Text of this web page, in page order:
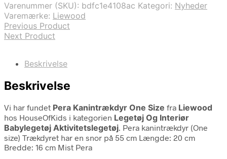
Varenummer (SKU): bdfc1e4108ac Kategori: Nyheder
Varemærke: Liewood
Previous Product
Next Product
Beskrivelse
Beskrivelse
Vi har fundet Pera Kanintrækdyr One Size fra Liewood
hos HouseOfKids i kategorien Legetøj Og Interiør
Babylegetøj Aktivitetslegetøj. Pera kanintrækdyr (One
size) Trækdyret har en snor på 55 cm Længde: 20 cm
Bredde: 16 cm Mist Pera